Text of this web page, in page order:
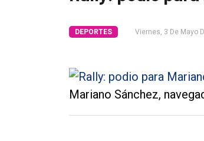
DEPORTES Viernes, 3 De Mayo
Mariano Sánchez,